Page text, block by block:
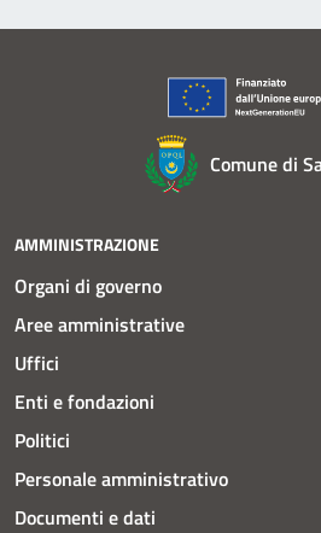
Comune di
AMMINISTRAZIONE
Organi di governo
Aree amministrative
Uffici
Enti e fondazioni
Politici
Personale amministrativo
Documenti e dati